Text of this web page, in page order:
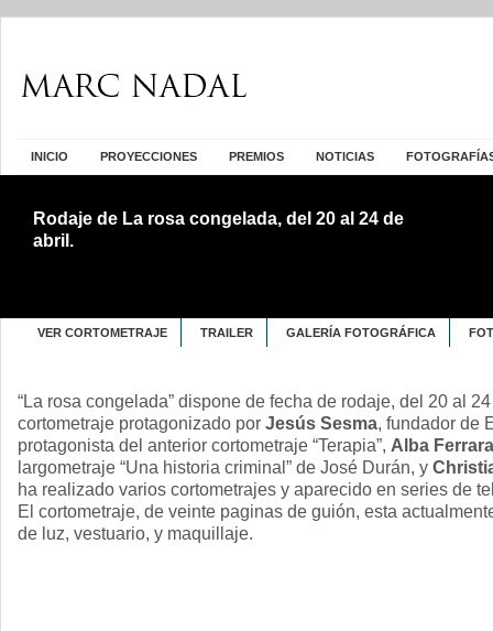
INICIO PROYECCIONES PREMIOS NOTICIAS
Rodaje de La rosa congelada, del 20 al 24 de
abril.
VER CORTOMETRAJE TRAILER GALERÍA FOTOGRÁFICA
“La rosa congelada” dispone de fecha de rodaje, del 20 al
cortometraje protagonizado por Jesús Sesma, fundador de
protagonista del anterior cortometraje “Terapia”, Alba Ferrara
largometraje “Una historia criminal” de José Durán, y
ha realizado varios cortometrajes y aparecido en series de
El cortometraje, de veinte paginas de guión, esta
de luz, vestuario, y maquillaje.